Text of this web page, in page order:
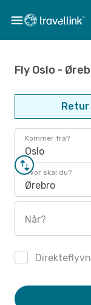
Fly Oslo -
Retur
Kommer fra?
Oslo
Hvor skal du?
Ørebro
Når?